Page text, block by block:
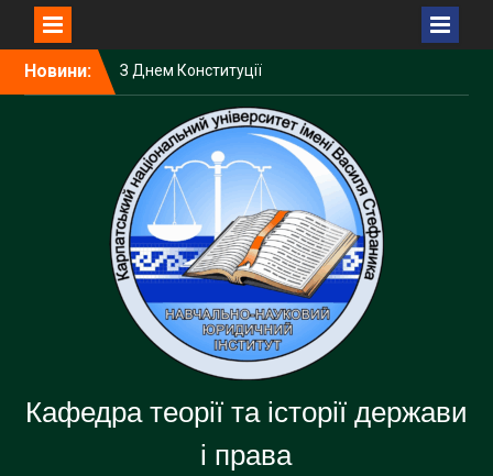
Новини:
З Днем Конституції
України!
Збірник наукових статей
«Актуальні проблеми
вдосконалення чинного
законодавства України»
включено до Переліку
наукових фахових видань
України з присвоєнням
категорії «Б».
Юридичний інститут
провів для дітей СОК
«Смерічка» День безпеки
Кафедра теорії та історії держави
і права